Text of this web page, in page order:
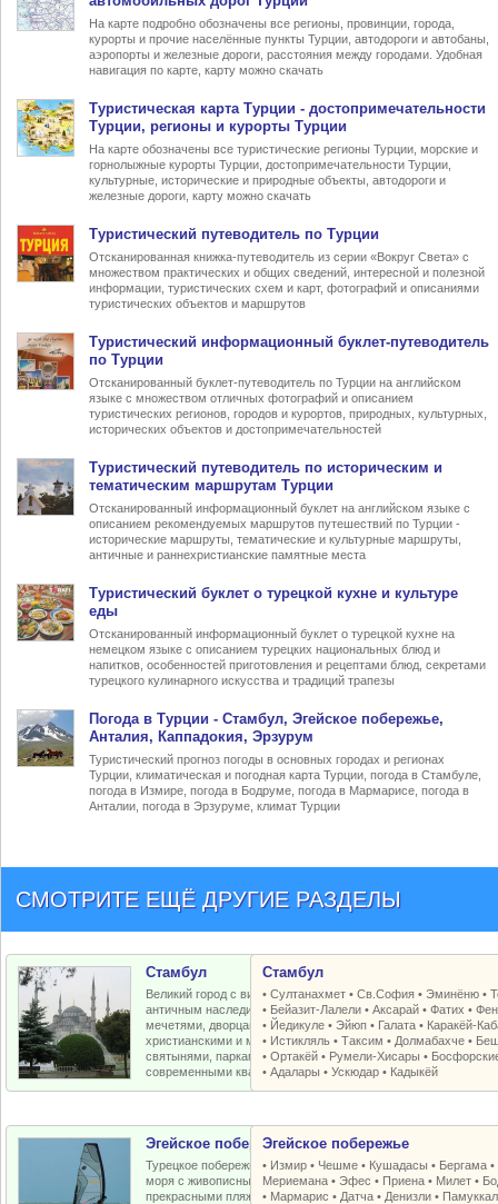
На карте подробно обозначены все регионы, провинции, города,
курорты и прочие населённые пункты Турции, автодороги и автобаны,
аэропорты и железные дороги, расстояния между городами. Удобная
навигация по карте, карту можно скачать
Туристическая карта Турции - достопримечательности
Турции, регионы и курорты Турции
На карте обозначены все туристические регионы Турции, морские и
горнолыжные курорты Турции, достопримечательности Турции,
культурные, исторические и природные объекты, автодороги и
железные дороги, карту можно скачать
Туристический путеводитель по Турции
Отсканированная книжка-путеводитель из серии «Вокруг Света» с
множеством практических и общих сведений, интересной и полезной
информации, туристических схем и карт, фотографий и описаниями
туристических объектов и маршрутов
Туристический информационный буклет-путеводитель
по Турции
Отсканированный буклет-путеводитель по Турции на английском
языке с множеством отличных фотографий и описанием
туристических регионов, городов и курортов, природных, культурных,
исторических объектов и достопримечательностей
Туристический путеводитель по историческим и
тематическим маршрутам Турции
Отсканированный информационный буклет на английском языке с
описанием рекомендуемых маршрутов путешествий по Турции -
исторические маршруты, тематические и культурные маршруты,
античные и раннехристианские памятные места
Туристический буклет о турецкой кухнеи культуре
еды
Отсканированный информационный буклет о турецкой кухне на
немецком языке с описанием турецких национальных блюд и
напитков, особенностей приготовления и рецептами блюд, секретами
турецкого кулинарного искусства и традиций трапезы
Погода в Турции - Стамбул, Эгейское побережье,
Анталия, Каппадокия, Эрзурум
Туристический прогноз погоды в основных городах и регионах
Турции, климатическая и погодная карта Турции, погода в Стамбуле,
погода в Измире, погода в Бодруме, погода в Мармарисе, погода в
Анталии, погода в Эрзуруме, климат Турции
СМОТРИТЕ ЕЩЁ ДРУГИЕ РАЗДЕЛЫ
Стамбул
Великий город с византийским и
античным наследием, османскими
мечетями, дворцами, крепостями,
христианскими и мусульманскими
святынями, парками, старыми и
современными кварталами
Стамбул
•Султанахмет •Св.София •Эминёню •
• Бейазит-Лалели •Аксарай •Фатих •
• Йедикуле •Эйюп • Галата • Каракёй-
• Истикляль •Таксим • Долмабахче •
•Ортакёй • Румели-Xисары •
•Адалары •Ускюдар • Кадыкёй
Эгейское побережье
Турецкое побережье Эгейского
моря с живописными бухтами,
прекрасными пляжами, отличными
Эгейское побережье
• Измир • Чешме • Кушадасы • Бергама •
Мериемана •Эфес • Приена • Милет •
• Мармарис • Датча • Денизли •